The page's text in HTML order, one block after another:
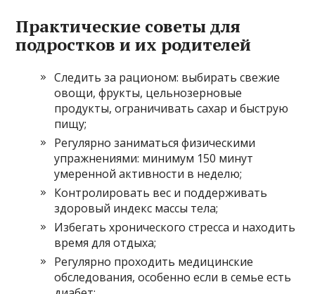
Практические советы для
подростков и их родителей
Следить за рационом: выбирать свежие
овощи, фрукты, цельнозерновые
продукты, ограничивать сахар и быструю
пищу;
Регулярно заниматься физическими
упражнениями: минимум 150 минут
умеренной активности в неделю;
Контролировать вес и поддерживать
здоровый индекс массы тела;
Избегать хронического стресса и находить
время для отдыха;
Регулярно проходить медицинские
обследования, особенно если в семье есть